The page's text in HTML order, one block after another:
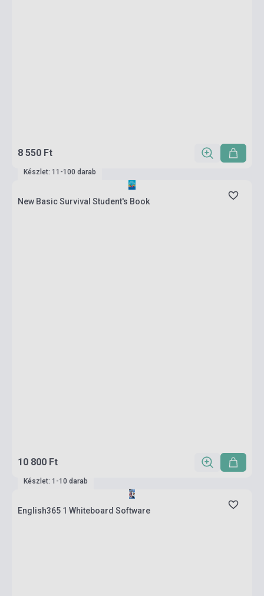
8 550 Ft
Készlet: 11-100 darab
New Basic Survival Student's Book
10 800 Ft
Készlet: 1-10 darab
English365 1 Whiteboard Software